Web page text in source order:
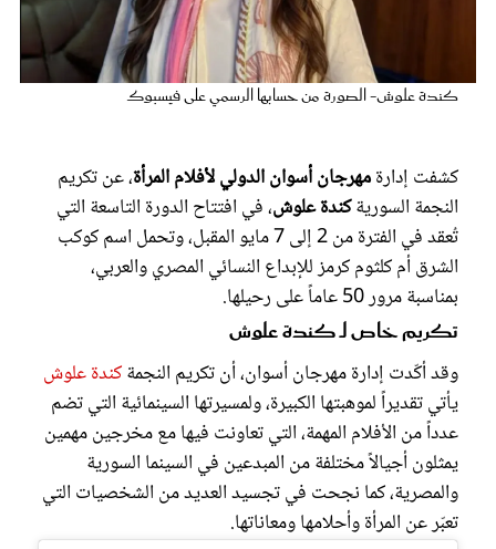
كندة علوش- الصورة من حسابها الرسمي على فيسبوك
كشفت إدارةمهرجان أسوان الدولي لأفلام المرأة، عن تكريم
النجمة السوريةكندة علوش، في افتتاح الدورة التاسعة التي
تُعقد في الفترة من 2 إلى 7 مايو المقبل، وتحمل اسم كوكب
الشرق أم كلثوم كرمز للإبداع النسائي المصري والعربي،
بمناسبة مرور 50 عاماً على رحيلها.
تكريم خاص لـ كندة علوش
وقد أكّدت إدارة مهرجان أسوان، أن تكريم النجمةكندة علوش
يأتي تقديراً لموهبتها الكبيرة، ولمسيرتها السينمائية التي تضم
عدداً من الأفلام المهمة، التي تعاونت فيها مع مخرجين مهمين
يمثلون أجيالاً مختلفة من المبدعين في السينما السورية
والمصرية، كما نجحت في تجسيد العديد من الشخصيات التي
تعبّر عن المرأة وأحلامها ومعاناتها.
مجلة سيدتي
غلاف رفمي